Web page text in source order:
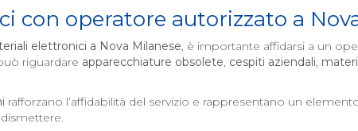
con operatore autorizzato a
elettronici a Nova Milanese, è importante affidarsi a un
riguardare apparecchiature obsolete, cespiti aziendali,
rafforzano l’affidabilità del servizio e rappresentano un